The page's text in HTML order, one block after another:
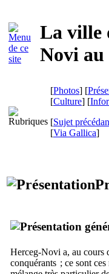
La ville
Novi
[Photos] [
[Culture] [
[Sujet
[Via Gallica]
Herceg-Novi a, au cours
conquérants ; ce sont